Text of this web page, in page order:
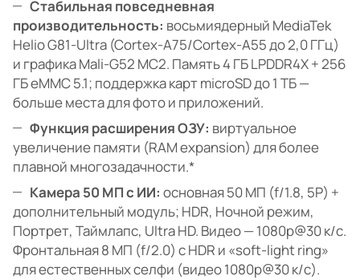
Стабильная повседневная
производительность: восьмиядерный MediaTek
Helio G81-Ultra (Cortex-A75/Cortex-A55 до 2,0 ГГц)
и графика Mali-G52 MC2. Память 4 ГБ LPDDR4X + 256
ГБ eMMC 5.1; поддержка карт microSD до 1 ТБ —
больше места для фото и приложений.
Функция расширения ОЗУ: виртуальное
увеличение памяти (RAM expansion) для более
плавной многозадачности.*
Камера 50 МП с ИИ: основная 50 МП (f/1.8, 5P) +
дополнительный модуль; HDR, Ночной режим,
Портрет, Таймлапс, Ultra HD. Видео — 1080p@30 к/с.
Фронтальная 8 МП (f/2.0) с HDR и «soft-light ring»
для естественных селфи (видео 1080p@30 к/с).